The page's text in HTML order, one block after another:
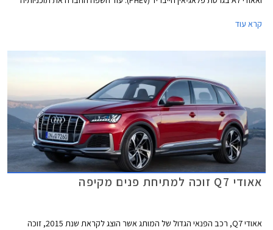
קרא עוד
אאודי Q7 זוכה למתיחת פנים מקיפה
אאודי Q7, רכב הפנאי הגדול של המותג אשר הוצג לקראת שנת 2015, זוכה